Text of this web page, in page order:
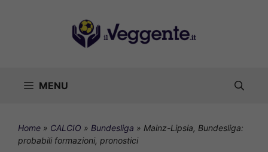
MENU
Home » CALCIO » Bundesliga » Mainz-Lipsia, Bundesliga:
probabili formazioni, pronostici